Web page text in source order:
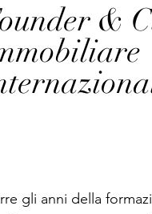
&
gli anni della